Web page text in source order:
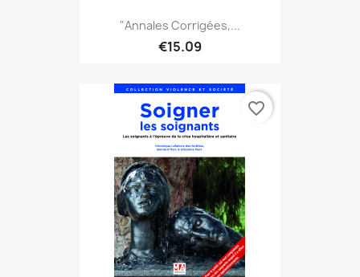
"Annales Corrigées,...
€15.09
favorite_border